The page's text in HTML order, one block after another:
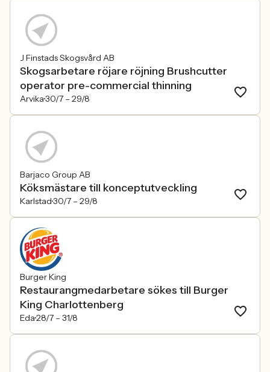
J Finstads Skogsvård AB
Skogsarbetare röjare röjning Brushcutter
operator pre-commercial thinning
Arvika30/7 – 29/8
Barjaco Group AB
Köksmästare till konceptutveckling
Karlstad30/7 – 29/8
Burger King
Restaurangmedarbetare sökes till Burger
King Charlottenberg
Eda28/7 – 31/8